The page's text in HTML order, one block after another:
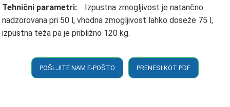
Tehnični parametri:
Izpustna zmogljivost je natančno
nadzorovana pri 50 l, vhodna zmogljivost lahko doseže 75 l,
izpustna teža pa je približno 120 kg.
POŠLJITE NAM E-POŠTO PRENESI KOT PDF